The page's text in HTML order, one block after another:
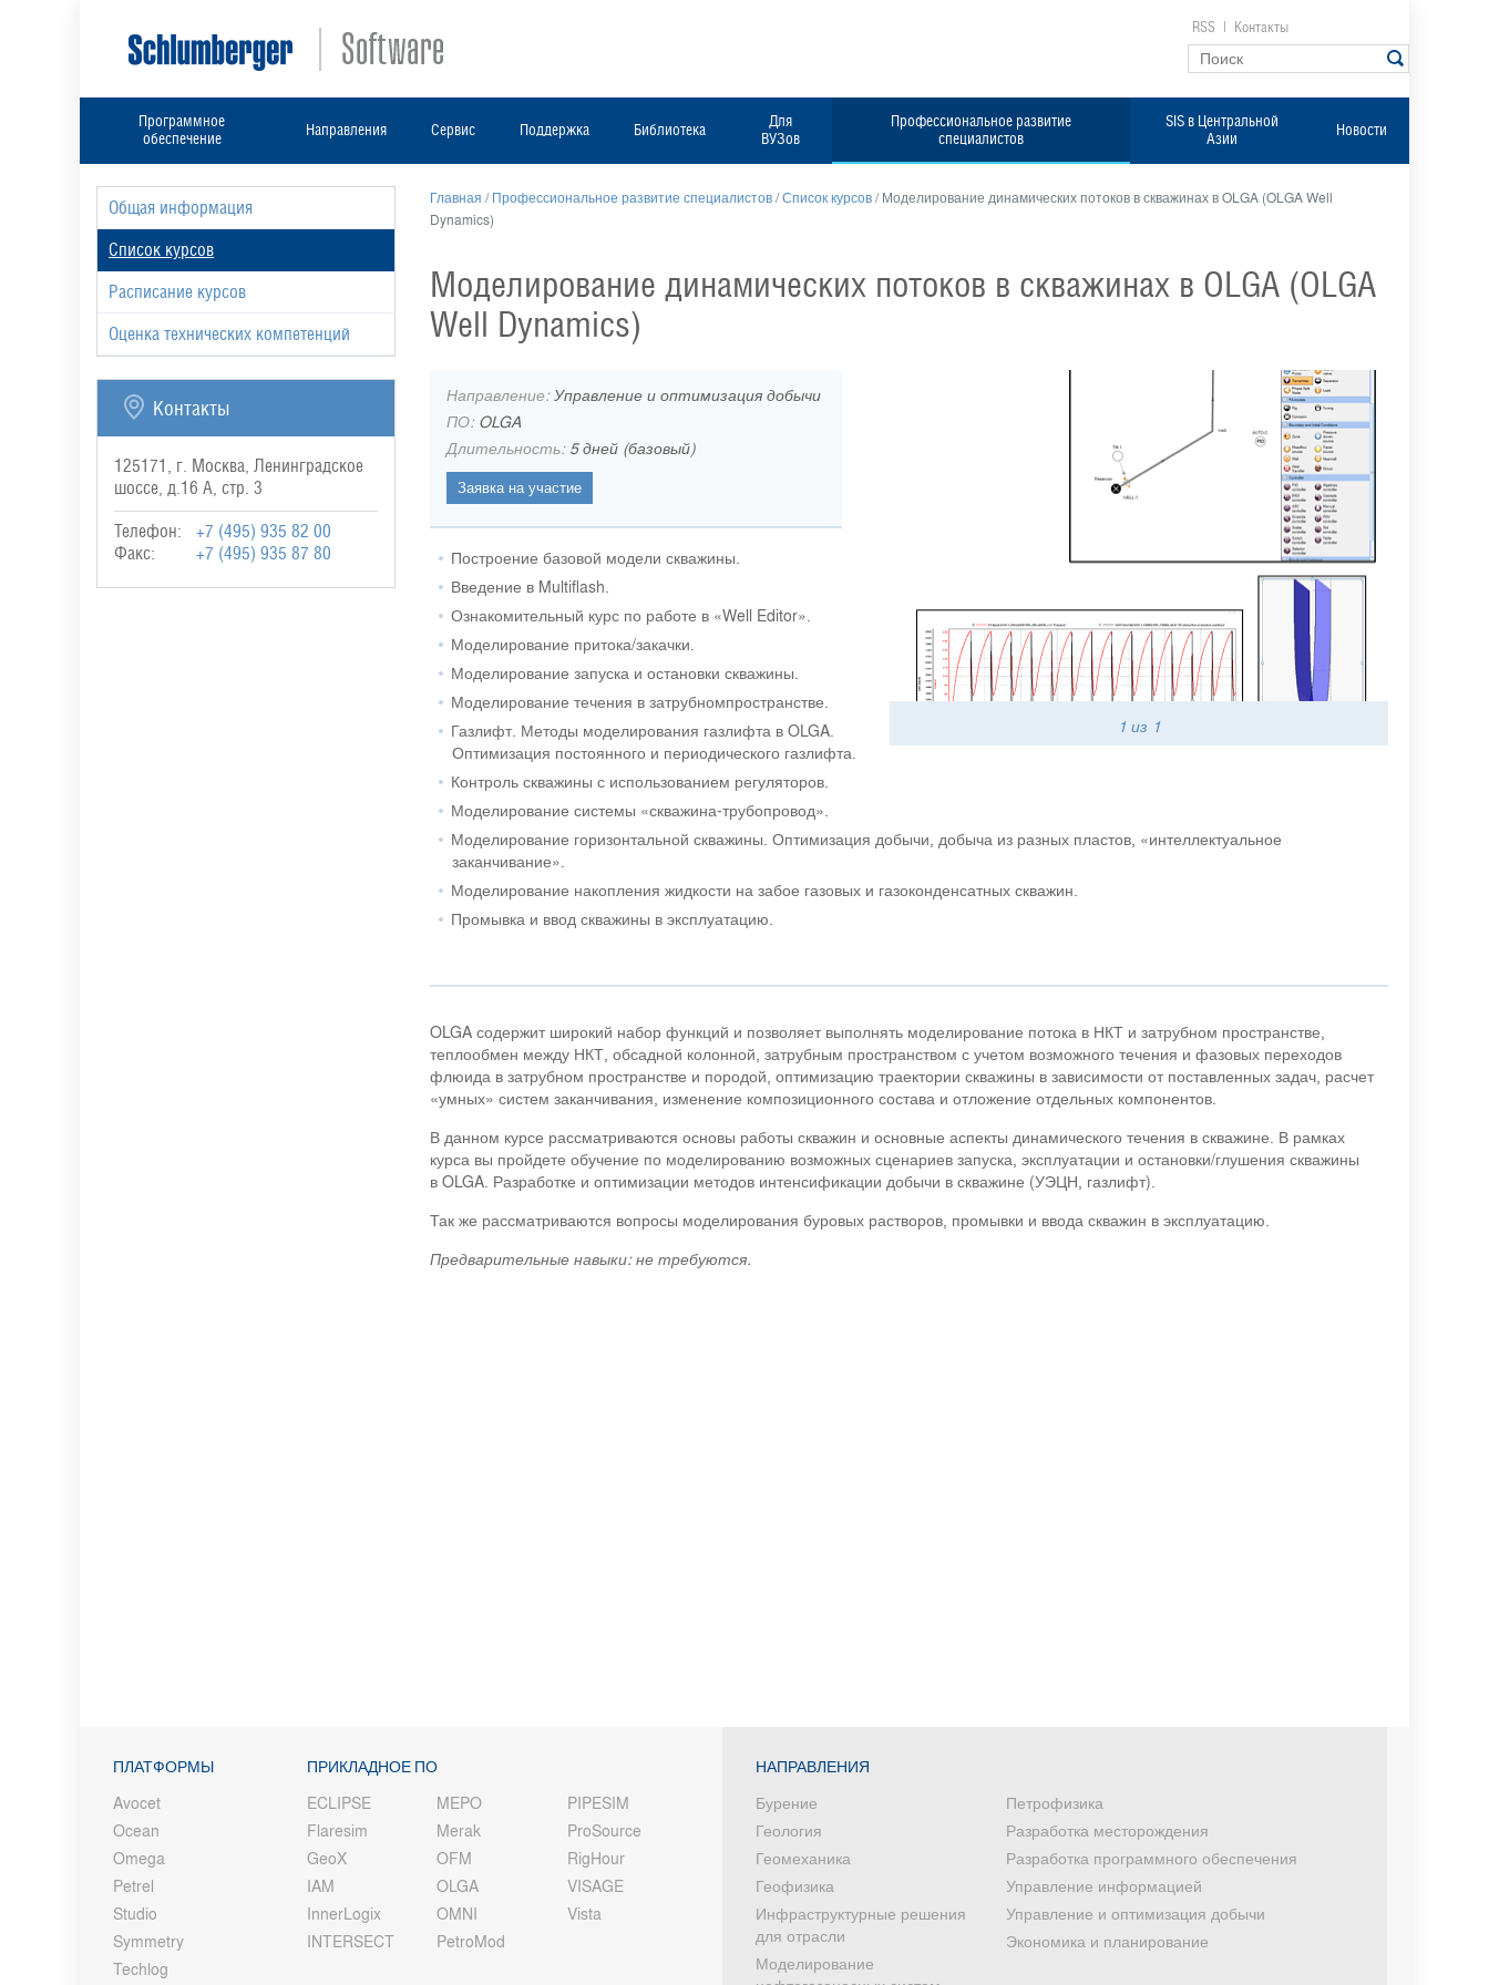
RSS Контакты
Программное
обеспечение
Направления Сервис Поддержка Библиотека
Для
ВУЗов
Профессиональное развитие
специалистов
SIS в Центральной
Азии
Новости
Общая информация
Список курсов
Расписание курсов
Оценка технических компетенций
Контакты
125171, г. Москва, Ленинградское
шоссе, д.16 А, стр. 3
Телефон:
+7 (495) 935 82 00
Факс:
+7 (495) 935 87 80
Главная /Профессиональное развитие специалистов/Список курсов/Моделирование динамических потоков в скважинах в OLGA (OLGA Well
Dynamics)
Моделирование динамических потоков в скважинах в OLGA (OLGA
Well Dynamics)
1из 1
Направление:Управление и оптимизация добычи
ПО:OLGA
Длительность:5 дней (базовый)
Построение базовой модели скважины.
Введение в Multiflash.
Ознакомительный курс по работе в «Well Editor».
Моделирование притока/закачки.
Моделирование запуска и остановки скважины.
Моделирование течения в затрубномпространстве.
Газлифт. Методы моделирования газлифта в OLGA.
Оптимизация постоянного и периодического газлифта.
Контроль скважины с использованием регуляторов.
Моделирование системы «скважина-трубопровод».
Моделирование горизонтальной скважины. Оптимизация добычи, добыча из разных пластов, «интеллектуальное
заканчивание».
Моделирование накопления жидкости на забое газовых и газоконденсатных скважин.
Промывка и ввод скважины в эксплуатацию.
OLGA содержит широкий набор функций и позволяет выполнять моделирование потока в НКТ и затрубном пространстве,
теплообмен между НКТ, обсадной колонной, затрубным пространством с учетом возможного течения и фазовых переходов
флюида в затрубном пространстве и породой, оптимизацию траектории скважины в зависимости от поставленных задач, расчет
«умных» систем заканчивания, изменение композиционного состава и отложение отдельных компонентов.
В данном курсе рассматриваются основы работы скважин и основные аспекты динамического течения в скважине. В рамках
курса вы пройдете обучение по моделированию возможных сценариев запуска, эксплуатации и остановки/глушения скважины
в OLGA. Разработке и оптимизации методов интенсификации добычи в скважине (УЭЦН, газлифт).
Так же рассматриваются вопросы моделирования буровых растворов, промывки и ввода скважин в эксплуатацию.
Предварительные навыки: не требуются.
ПЛАТФОРМЫ
Avocet
Ocean
Omega
Petrel
Studio
Symmetry
Techlog
ПРИКЛАДНОЕ ПО
ECLIPSE
Flaresim
GeoX
IAM
InnerLogix
INTERSECT
MEPO
Merak
OFM
OLGA
OMNI
PetroMod
PIPESIM
ProSource
RigHour
VISAGE
Vista
НАПРАВЛЕНИЯ
Бурение
Геология
Геомеханика
Геофизика
Инфраструктурные решения
для отрасли
Моделирование
Петрофизика
Разработка месторождения
Разработка программного обеспечения
Управление информацией
Управление и оптимизация добычи
Экономика и планирование